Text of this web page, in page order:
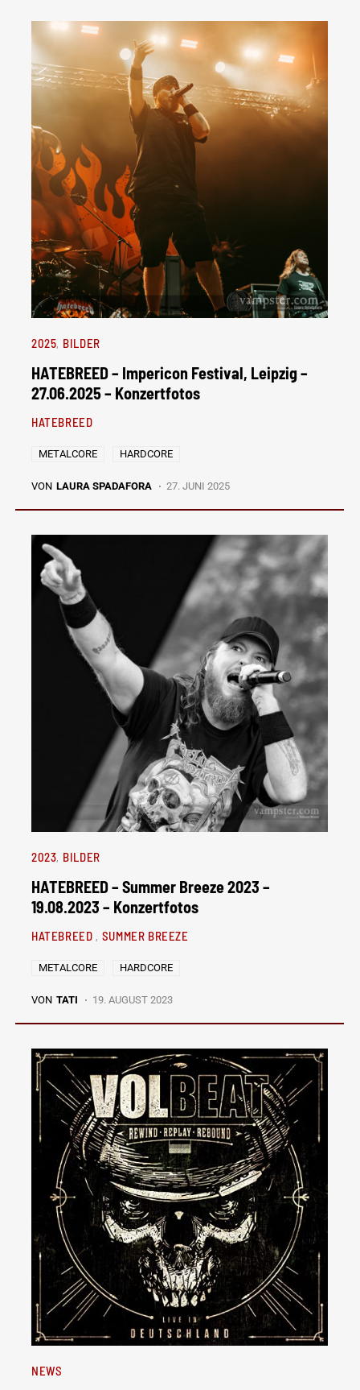
2025 BILDER
HATEBREED – Impericon Festival, Leipzig –
27.06.2025 – Konzertfotos
HATEBREED
METALCORE HARDCORE
VON LAURA SPADAFORA 27. JUNI 2025
2023 BILDER
HATEBREED – Summer Breeze 2023 –
19.08.2023 – Konzertfotos
HATEBREED SUMMER BREEZE
METALCORE HARDCORE
VON TATI 19. AUGUST 2023
NEWS